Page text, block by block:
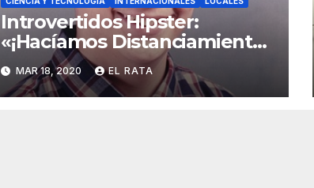
Introvertidos Hipster:
«¡Hacíamos Distanciamiento
Social Antes De Que El
Coronavirus Lo Hiciera Cool!»
MAR 18, 2020 EL RATA